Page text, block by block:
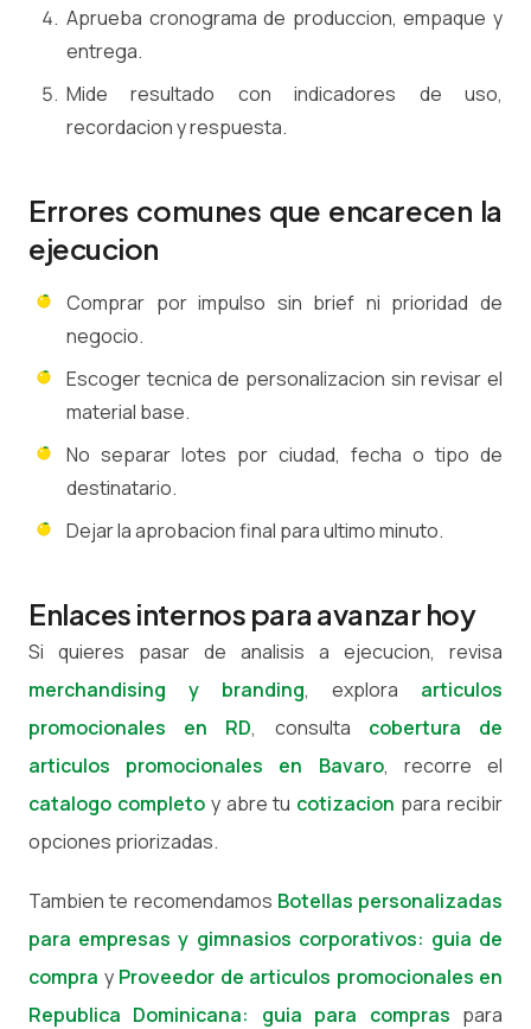
Aprueba cronograma de produccion, empaque y
entrega.
Mide resultado con indicadores de uso,
recordacion y respuesta.
Errores comunes que encarecen la
ejecucion
Comprar por impulso sin brief ni prioridad de
negocio.
Escoger tecnica de personalizacion sin revisar el
material base.
No separar lotes por ciudad, fecha o tipo de
destinatario.
Dejar la aprobacion final para ultimo minuto.
Enlaces internos para avanzar hoy
Si quieres pasar de analisis a ejecucion, revisa
merchandising y branding, explora articulos
promocionales en RD, consulta cobertura de
articulos promocionales en Bavaro, recorre el
catalogo completoy abre tu cotizacion para recibir
opciones priorizadas.
Tambien te recomendamos Botellas personalizadas
para empresas y gimnasios corporativos: guia de
compra y Proveedor de articulos promocionales en
Republica Dominicana: guia para compras para